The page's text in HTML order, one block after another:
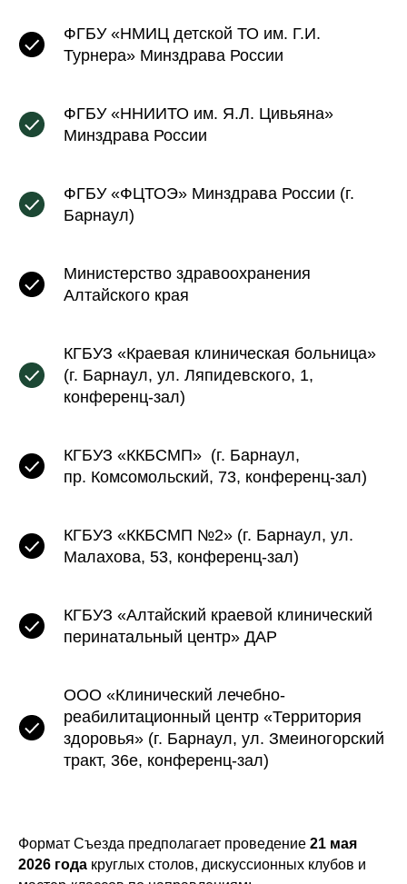
ФГБУ «НМИЦ детской ТО им. Г.И.
Турнера» Минздрава России
ФГБУ «ННИИТО им. Я.Л. Цивьяна»
Минздрава России
ФГБУ «ФЦТОЭ» Минздрава России (г.
Барнаул)
Министерство здравоохранения
Алтайского края
КГБУЗ «Краевая клиническая больница»
(г. Барнаул, ул. Ляпидевского, 1,
конференц-зал)
КГБУЗ «ККБСМП» (г. Барнаул,
пр. Комсомольский, 73, конференц-зал)
КГБУЗ «ККБСМП №2» (г. Барнаул, ул.
Малахова, 53, конференц-зал)
КГБУЗ «Алтайский краевой клинический
перинатальный центр» ДАР
ООО «Клинический лечебно-
реабилитационный центр «Территория
здоровья» (г. Барнаул, ул. Змеиногорский
тракт, 36е, конференц-зал)
Формат Съезда предполагает проведение 21 мая
2026 года круглых столов, дискуссионных клубов и